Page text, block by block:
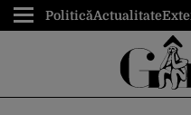
PoliticăActualitate